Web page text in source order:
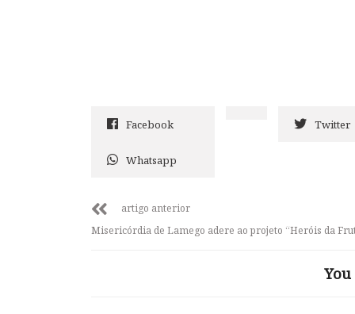
Facebook Twitter
Whatsapp
artigo anterior
Misericórdia de Lamego adere ao projeto “Heróis da